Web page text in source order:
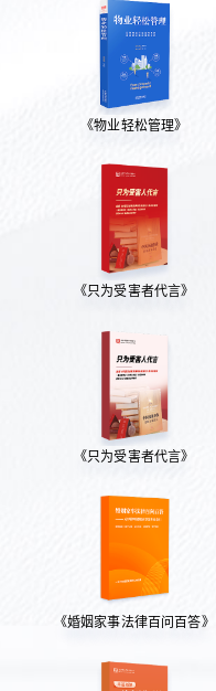
《物业轻松管理》
《只为受害者代言》
《只为受害者代言》
《婚姻家事法律百问百答》